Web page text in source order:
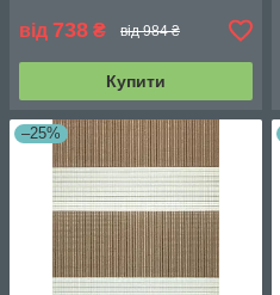
від 738 ₴ від 984 ₴
Купити
–25%